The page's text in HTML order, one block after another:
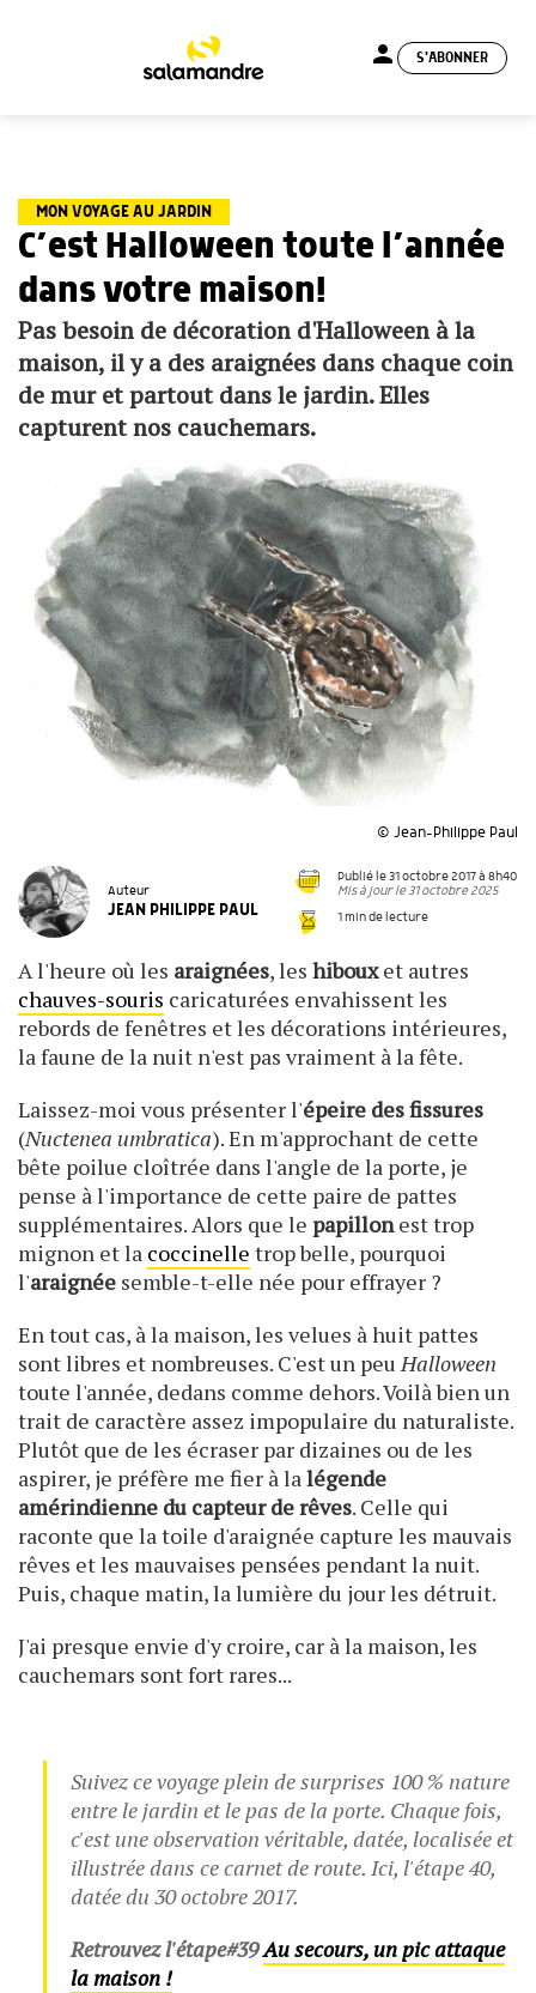
person S'ABONNER
MON VOYAGE AU JARDIN
C’est Halloween toute l’année
dans votre maison!
Pas besoin de décoration d'Halloween à la
maison, il y a des araignées dans chaque coin
de mur et partout dans le jardin. Elles
capturent nos cauchemars.
© Jean-Philippe Paul
Auteur
JEAN PHILIPPE PAUL
Publié le 31 octobre 2017 à 8h40
Mis à jour le 31 octobre 2025
1 min de lecture
A l'heure où les araignées, les hibouxet autres
chauves-souris caricaturées envahissent les
rebords de fenêtres et les décorations intérieures,
la faune de la nuit n'est pas vraiment à la fête.
Laissez-moi vous présenter l'épeire des fissures
(Nuctenea umbratica). En m'approchant de cette
bête poilue cloîtrée dans l'angle de la porte, je
pense à l'importance de cette paire de pattes
supplémentaires. Alors que le papillonest trop
mignon et la coccinelle trop belle, pourquoi
l'araignée semble-t-elle née pour effrayer ?
En tout cas, à la maison, les velues à huit pattes
sont libres et nombreuses. C'est un peu Halloween
toute l'année, dedans comme dehors. Voilà bien un
trait de caractère assez impopulaire du naturaliste.
Plutôt que de les écraser par dizaines ou de les
aspirer, je préfère me fier à la légende
amérindienne du capteur de rêves. Celle qui
raconte que la toile d'araignée capture les mauvais
rêves et les mauvaises pensées pendant la nuit.
Puis, chaque matin, la lumière du jour les détruit.
J'ai presque envie d'y croire, car à la maison, les
cauchemars sont fort rares...
Suivez ce voyage plein de surprises 100 % nature
entre le jardin et le pas de la porte. Chaque fois,
c'est une observation véritable, datée, localisée et
illustrée dans ce carnet de route. Ici, l'étape 40,
datée du 30 octobre 2017.
Retrouvez l'étape#39Au secours, un pic attaque
la maison !